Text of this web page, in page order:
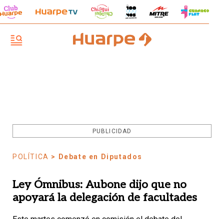
PUBLICIDAD
POLÍTICA > Debate en Diputados
Ley Ómnibus: Aubone dijo que no
apoyará la delegación de facultades